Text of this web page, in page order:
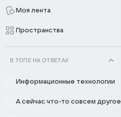
Моя лента
Пространства
В ТОПЕ НА ОТВЕТАХ
Информационные технологии
А сейчас что-то совсем другое